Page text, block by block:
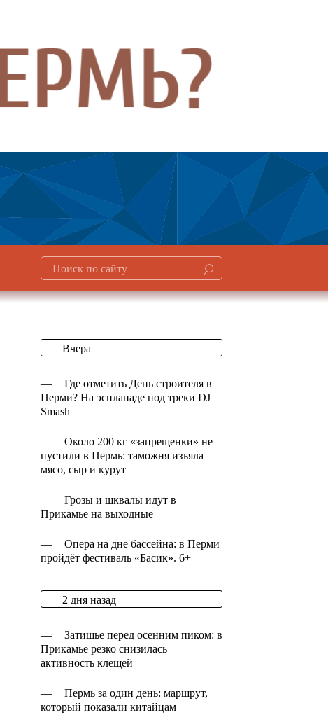
Вчера
—
Где отметить День строителя в
Перми? На эспланаде под треки DJ
Smash
—
Около 200 кг «запрещенки» не
пустили в Пермь: таможня изъяла
мясо, сыр и курут
—
Грозы и шквалы идут в
Прикамье на выходные
—
Опера на дне бассейна: в Перми
пройдёт фестиваль «Басик». 6+
2 дня назад
—
Затишье перед осенним пиком: в
Прикамье резко снизилась
активность клещей
—
Пермь за один день: маршрут,
который показали китайцам